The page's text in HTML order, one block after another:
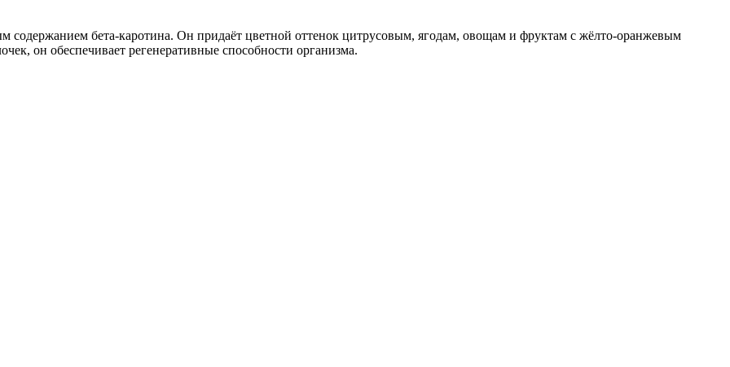
бета-каротина. Он придаёт цветной оттенок цитрусовым, ягодам, овощам и фруктам с жёлто-оранжевым
он обеспечивает регенеративные способности организма.